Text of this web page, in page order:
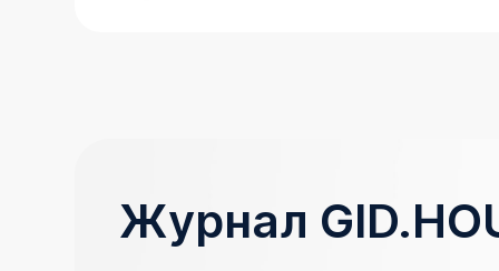
Журнал